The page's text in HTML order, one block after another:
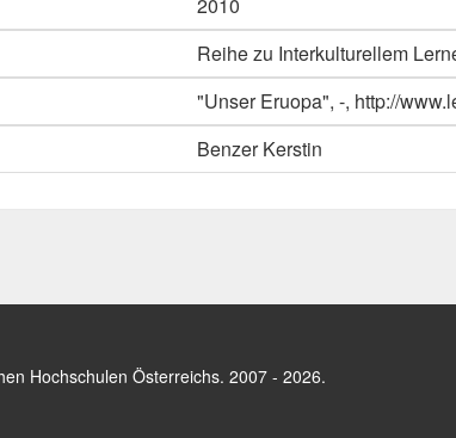
Reihe zu Interkulturellem
"Unser Eruopa", -, http://
Benzer Kerstin
Hochschulen Österreichs. 2007 - 2026.